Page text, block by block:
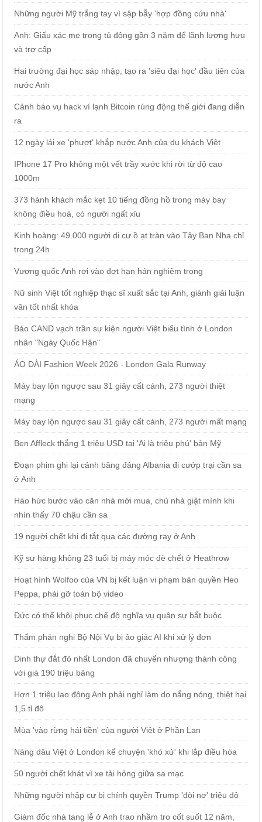
Những người Mỹ trắng tay vì sập bẫy 'hợp đồng cứu nhà'
Anh: Giấu xác mẹ trong tủ đông gần 3 năm để lãnh lương hưu
và trợ cấp
Hai trường đại học sáp nhập, tạo ra 'siêu đại học' đầu tiên của
nước Anh
Cảnh báo vụ hack ví lạnh Bitcoin rúng động thế giới đang diễn
ra
12 ngày lái xe 'phượt' khắp nước Anh của du khách Việt
IPhone 17 Pro không một vết trầy xước khi rời từ độ cao
1000m
373 hành khách mắc kẹt 10 tiếng đồng hồ trong máy bay
không điều hoà, có người ngất xỉu
Kinh hoàng: 49.000 người di cư ồ ạt tràn vào Tây Ban Nha chỉ
trong 24h
Vương quốc Anh rơi vào đợt hạn hán nghiêm trọng
Nữ sinh Việt tốt nghiệp thạc sĩ xuất sắc tại Anh, giành giải luận
văn tốt nhất khóa
Báo CAND vạch trần sự kiện người Việt biểu tình ở London
nhân "Ngày Quốc Hận"
ÁO DÀI Fashion Week 2026 - London Gala Runway
Máy bay lộn ngược sau 31 giây cất cánh, 273 người thiệt
mạng
Máy bay lộn ngược sau 31 giây cất cánh, 273 người mất mạng
Ben Affleck thắng 1 triệu USD tại 'Ai là triệu phú' bản Mỹ
Đoạn phim ghi lại cảnh băng đảng Albania đi cướp trại cần sa
ở Anh
Háo hức bước vào căn nhà mới mua, chủ nhà giật mình khi
nhìn thấy 70 chậu cần sa
19 người chết khi đi tắt qua các đường ray ở Anh
Kỹ sư hàng không 23 tuổi bị máy móc đè chết ở Heathrow
Hoạt hình Wolfoo của VN bị kết luận vi phạm bản quyền Heo
Peppa, phải gỡ toàn bộ video
Đức có thể khôi phục chế độ nghĩa vụ quân sự bắt buộc
Thẩm phán nghi Bộ Nội Vụ bị ảo giác AI khi xử lý đơn
Dinh thự đắt đỏ nhất London đã chuyển nhượng thành công
với giá 190 triệu bảng
Hơn 1 triệu lao động Anh phải nghỉ làm do nắng nóng, thiệt hại
1,5 tỉ đô
Mùa 'vào rừng hái tiền' của người Việt ở Phần Lan
Nàng dâu Việt ở London kể chuyện 'khó xử' khi lắp điều hòa
50 người chết khát vì xe tải hỏng giữa sa mạc
Những người nhập cư bị chính quyền Trump 'đòi nợ' triệu đô
Giám đốc nhà tang lễ ở Anh trao nhầm tro cốt suốt 12 năm,